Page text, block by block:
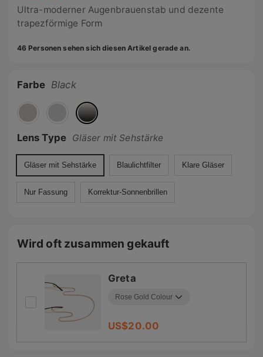
Ultra-moderner Augenbrauenstab und dezente
trapezförmige Form
46 Personen sehen sich diesen Artikel gerade an.
Farbe Black
Lens Type Gläser mit Sehstärke
Gläser mit Sehstärke Blaulichtfilter Klare Gläser
Nur Fassung Korrektur-Sonnenbrillen
Wird oft zusammen gekauft
Greta
US$20.00